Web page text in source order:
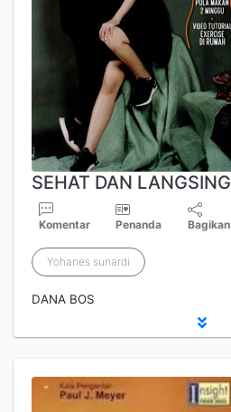
SEHAT DAN LANGSING
Komentar Penanda Bagikan
Yohanes sunardi
DANA BOS